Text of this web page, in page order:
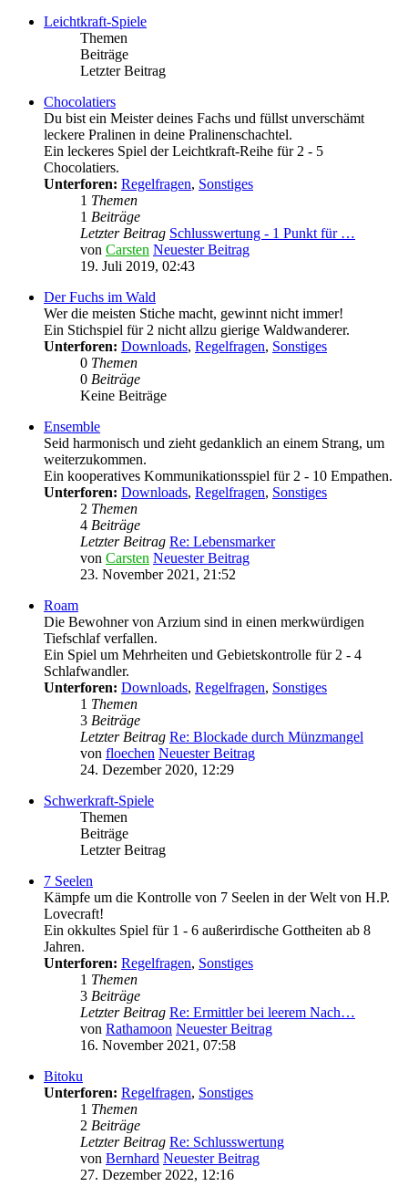
Leichtkraft-Spiele
Themen
Beiträge
Letzter Beitrag
Chocolatiers
Du bist ein Meister deines Fachs und füllst unverschämt
leckere Pralinen in deine Pralinenschachtel.
Ein leckeres Spiel der Leichtkraft-Reihe für 2 - 5
Chocolatiers.
Unterforen: Regelfragen, Sonstiges
1 Themen
1 Beiträge
Letzter Beitrag Schlusswertung - 1 Punkt für …
von Carsten Neuester Beitrag
19. Juli 2019, 02:43
Der Fuchs im Wald
Wer die meisten Stiche macht, gewinnt nicht immer!
Ein Stichspiel für 2 nicht allzu gierige Waldwanderer.
Unterforen: Downloads, Regelfragen, Sonstiges
0 Themen
0 Beiträge
Keine Beiträge
Ensemble
Seid harmonisch und zieht gedanklich an einem Strang, um
weiterzukommen.
Ein kooperatives Kommunikationsspiel für 2 - 10 Empathen.
Unterforen: Downloads, Regelfragen, Sonstiges
2 Themen
4 Beiträge
Letzter Beitrag Re: Lebensmarker
von Carsten Neuester Beitrag
23. November 2021, 21:52
Roam
Die Bewohner von Arzium sind in einen merkwürdigen
Tiefschlaf verfallen.
Ein Spiel um Mehrheiten und Gebietskontrolle für 2 - 4
Schlafwandler.
Unterforen: Downloads, Regelfragen, Sonstiges
1 Themen
3 Beiträge
Letzter Beitrag Re: Blockade durch Münzmangel
von floechen Neuester Beitrag
24. Dezember 2020, 12:29
Schwerkraft-Spiele
Themen
Beiträge
Letzter Beitrag
7 Seelen
Kämpfe um die Kontrolle von 7 Seelen in der Welt von H.P.
Lovecraft!
Ein okkultes Spiel für 1 - 6 außerirdische Gottheiten ab 8
Jahren.
Unterforen: Regelfragen, Sonstiges
1 Themen
3 Beiträge
Letzter Beitrag Re: Ermittler bei leerem Nach…
von Rathamoon Neuester Beitrag
16. November 2021, 07:58
Bitoku
Unterforen: Regelfragen, Sonstiges
1 Themen
2 Beiträge
Letzter Beitrag Re: Schlusswertung
von Bernhard Neuester Beitrag
27. Dezember 2022, 12:16